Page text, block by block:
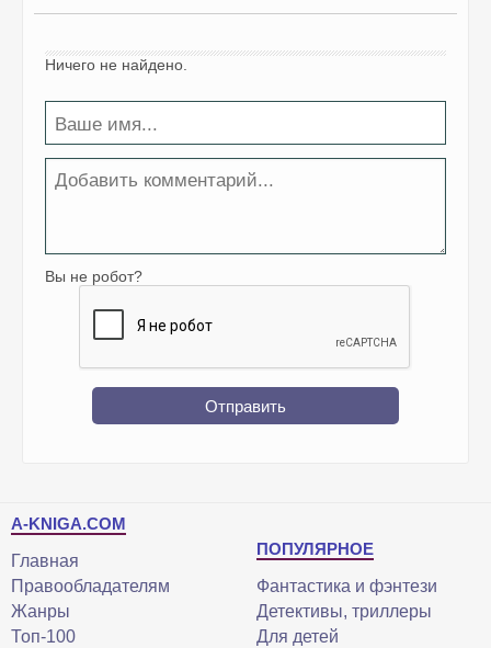
Ничего не найдено.
Вы не робот?
Отправить
A-KNIGA.COM
Главная
Правообладателям
Жанры
Топ-100
ПОПУЛЯРНОЕ
Фантастика и фэнтези
Детективы, триллеры
Для детей